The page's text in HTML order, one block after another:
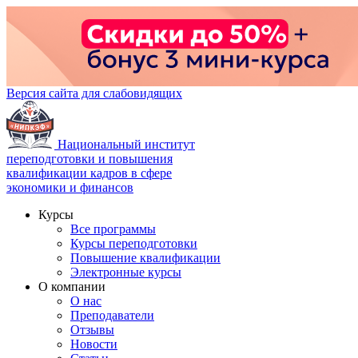
Версия сайта для слабовидящих
Национальный институт
переподготовки и повышения
квалификации кадров в сфере
экономики и финансов
Курсы
Все программы
Курсы переподготовки
Повышение квалификации
Электронные курсы
О компании
О нас
Преподаватели
Отзывы
Новости